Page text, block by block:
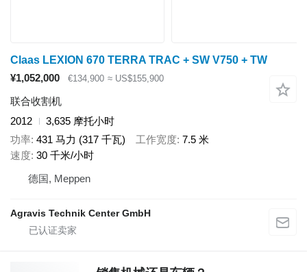
Claas LEXION 670 TERRA TRAC + SW V750 + TW
¥1,052,000
€134,900 ≈ US$155,900
联合收割机
2012
3,635 摩托小时
功率 431 马力 (317 千瓦) 工作宽度 7.5 米
速度 30 千米/小时
德国, Meppen
Agravis Technik Center GmbH